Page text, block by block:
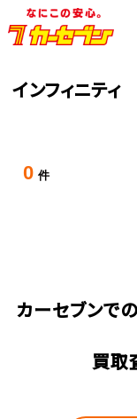
インフィニテ
0 件
カーセブンで
買取